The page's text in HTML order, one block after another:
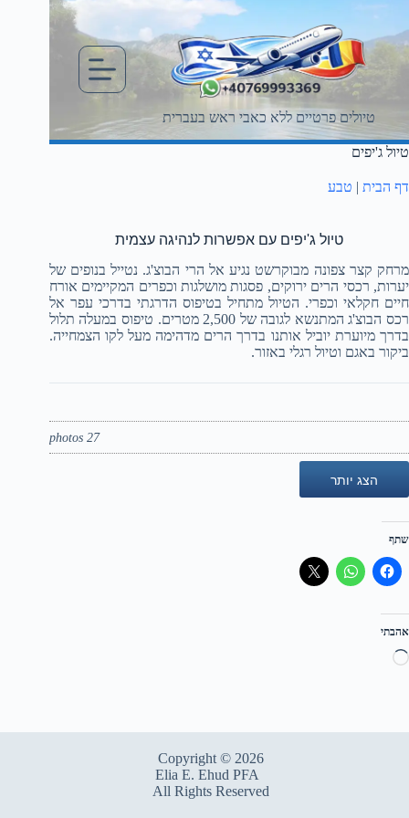
content
טיולים פרטיים ללא כאבי ראש בעברית
טיול ג'יפים
דף הבית | טבע
טיול ג'יפים עם אפשרות לנהיגה עצמית
מרחק קצר צפונה מבוקרשט נגיע אל הרי הבוצ'ג. נטייל בנופים של
יערות, רכסי הרים ירוקים, פסגות מושלגות וכפרים המקיימים אורח
חיים חקלאי וכפרי. הטיול מתחיל בטיפוס הדרגתי בדרכי עפר אל
רכס הבוצ'ג המתנשא לגובה של 2,500 מטרים. טיפוס במעלה תלול
בדרך מיוערת יוביל אותנו בדרך הרים מדהימה מעל לקו הצמחייה.
ביקור באגם וטיול רגלי באזור.
27 photos
הצג יותר
שתף
אהבתי
טוען...
Copyright © 2026
Elia E. Ehud PFA
All Rights Reserved